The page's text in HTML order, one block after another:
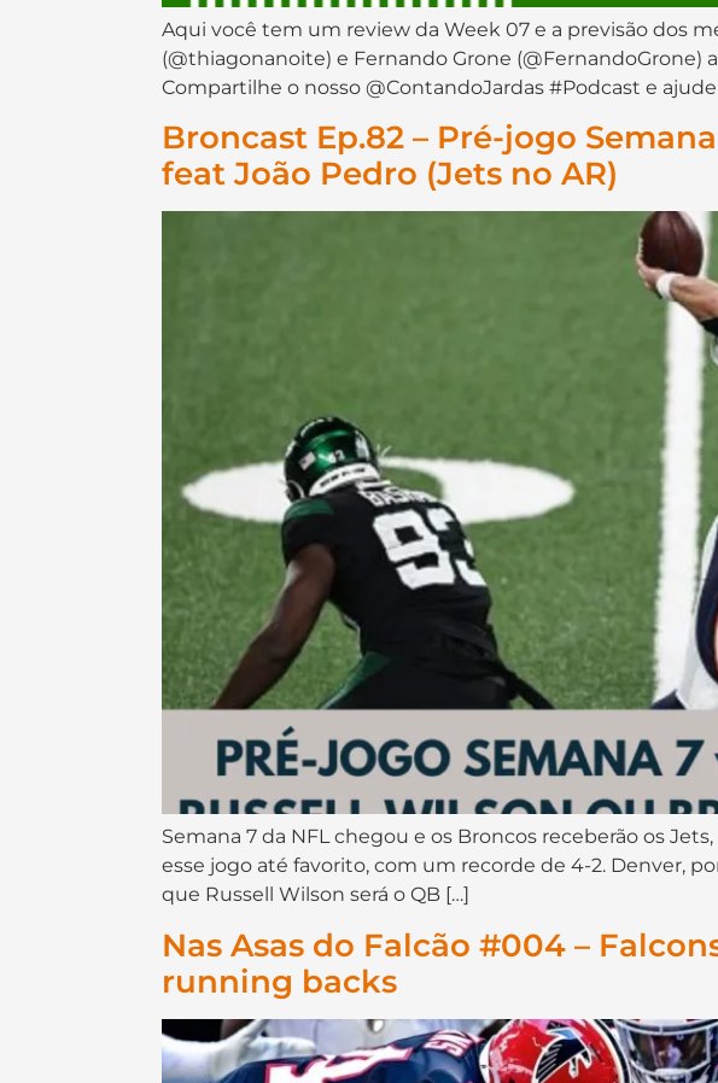
Aqui você tem um review da Week 07 e a previsão dos
(@thiagonanoite) e Fernando Grone
Compartilhe o nosso @ContandoJardas #Podcast e
Broncast Ep.82 – Pré-jogo
feat João Pedro (Jets no AR)
Semana 7 da NFL chegou e os Broncos receberão os
esse jogo até favorito, com um recorde de 4-2. Denver,
que Russell Wilson será o QB […]
Nas Asas do Falcão #004 –
running backs